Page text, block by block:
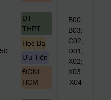
50
ĐT
THPT
Học Bạ
Ưu Tiên
ĐGNL
HCM
B00;
B03;
C02;
D01;
X02;
X03;
X04